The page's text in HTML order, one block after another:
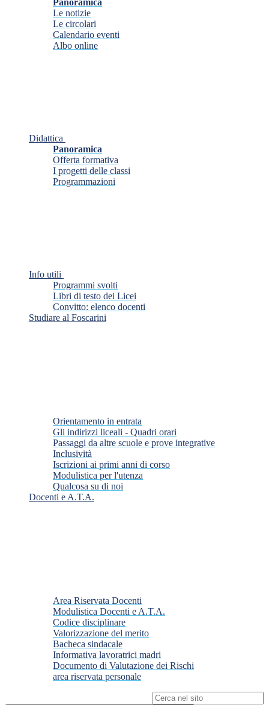
Panoramica
Le notizie
Le circolari
Calendario eventi
Albo online
Didattica
Panoramica
Offerta formativa
I progetti delle classi
Programmazioni
Info utili
Programmi svolti
Libri di testo dei Licei
Convitto: elenco docenti
Studiare al Foscarini
Orientamento in entrata
Gli indirizzi liceali - Quadri orari
Passaggi da altre scuole e prove integrative
Inclusività
Iscrizioni ai primi anni di corso
Modulistica per l'utenza
Qualcosa su di noi
Docenti e A.T.A.
Area Riservata Docenti
Modulistica Docenti e A.T.A.
Codice disciplinare
Valorizzazione del merito
Bacheca sindacale
Informativa lavoratrici madri
Documento di Valutazione dei Rischi
area riservata personale